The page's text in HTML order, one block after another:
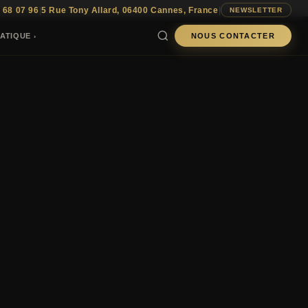
68 07 96|5 Rue Tony Allard, 06400 Cannes, France| NEWSLETTER
› NOUS CONTACTER